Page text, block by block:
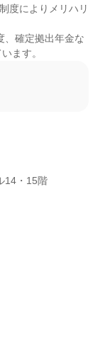
度によりメリハリ
、確定拠出年金な
ます。
14・15階